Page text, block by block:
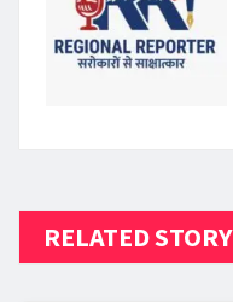
RELATED STORY